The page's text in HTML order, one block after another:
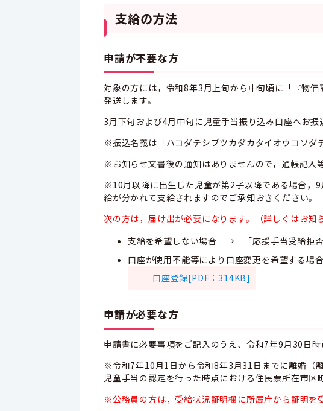
支給の方法
申請が不要な方
対象の方には，令和8年3月上旬から中旬頃に「『物
発送します。
3月下旬および4月中旬に児童手当振り込み口座へお振
※振込名義は「ハコダテシブツカダカタイオウコソダ
※お知らせ文書後の通知はありませんので，通帳記入
※10月以降に出生した児童が第2子以降である場合，
給が分かれて支給されますのでご承知おきください。
次の方は，届け出が必要になります。（詳しくはお知
支給を希望しない場合 → 「応援手当受給拒否
口座が使用不能等により口座変更を希望する
口座登録[PDF：314KB]
申請が必要な方
申請書に必要事項をご記入のうえ、令和7年9月30日
※令和7年10月1日から令和8年3月31日までに離婚（
児童手当の認定を行った時点における住民票所在市区
※公務員の方は，受給状況証明欄に所属庁から証明を